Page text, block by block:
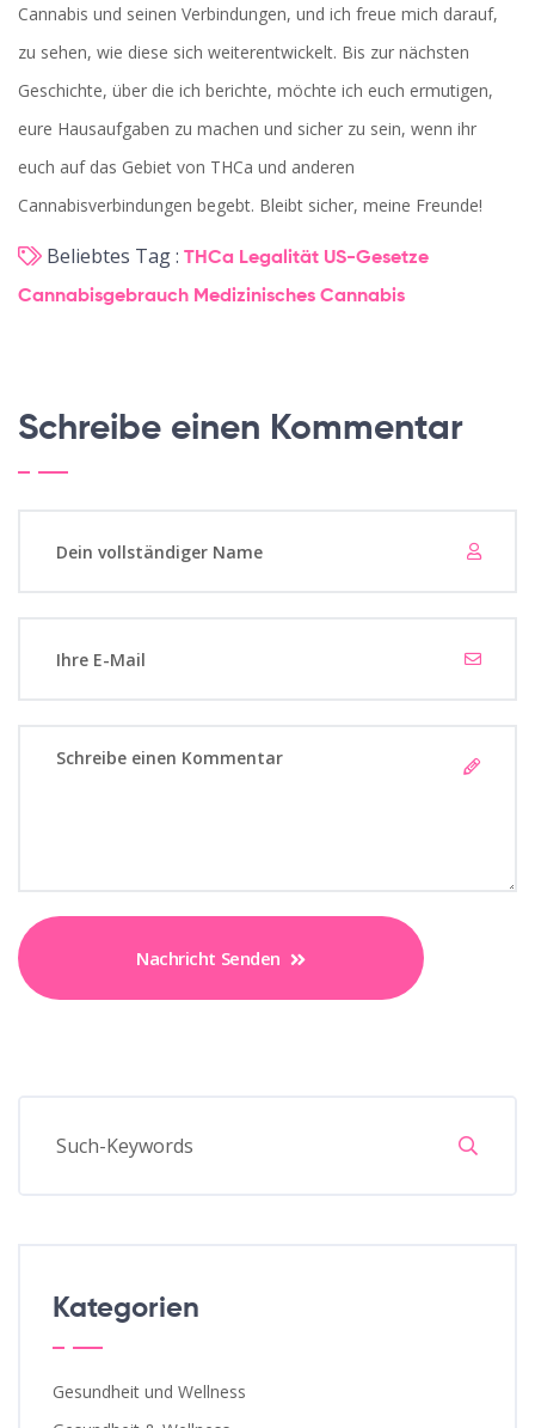
Cannabis und seinen Verbindungen, und ich freue mich darauf,
zu sehen, wie diese sich weiterentwickelt. Bis zur nächsten
Geschichte, über die ich berichte, möchte ich euch ermutigen,
eure Hausaufgaben zu machen und sicher zu sein, wenn ihr
euch auf das Gebiet von THCa und anderen
Cannabisverbindungen begebt. Bleibt sicher, meine Freunde!
Beliebtes Tag : THCa Legalität US-Gesetze
Cannabisgebrauch Medizinisches Cannabis
Schreibe einen Kommentar
Nachricht Senden
Kategorien
Gesundheit und Wellness